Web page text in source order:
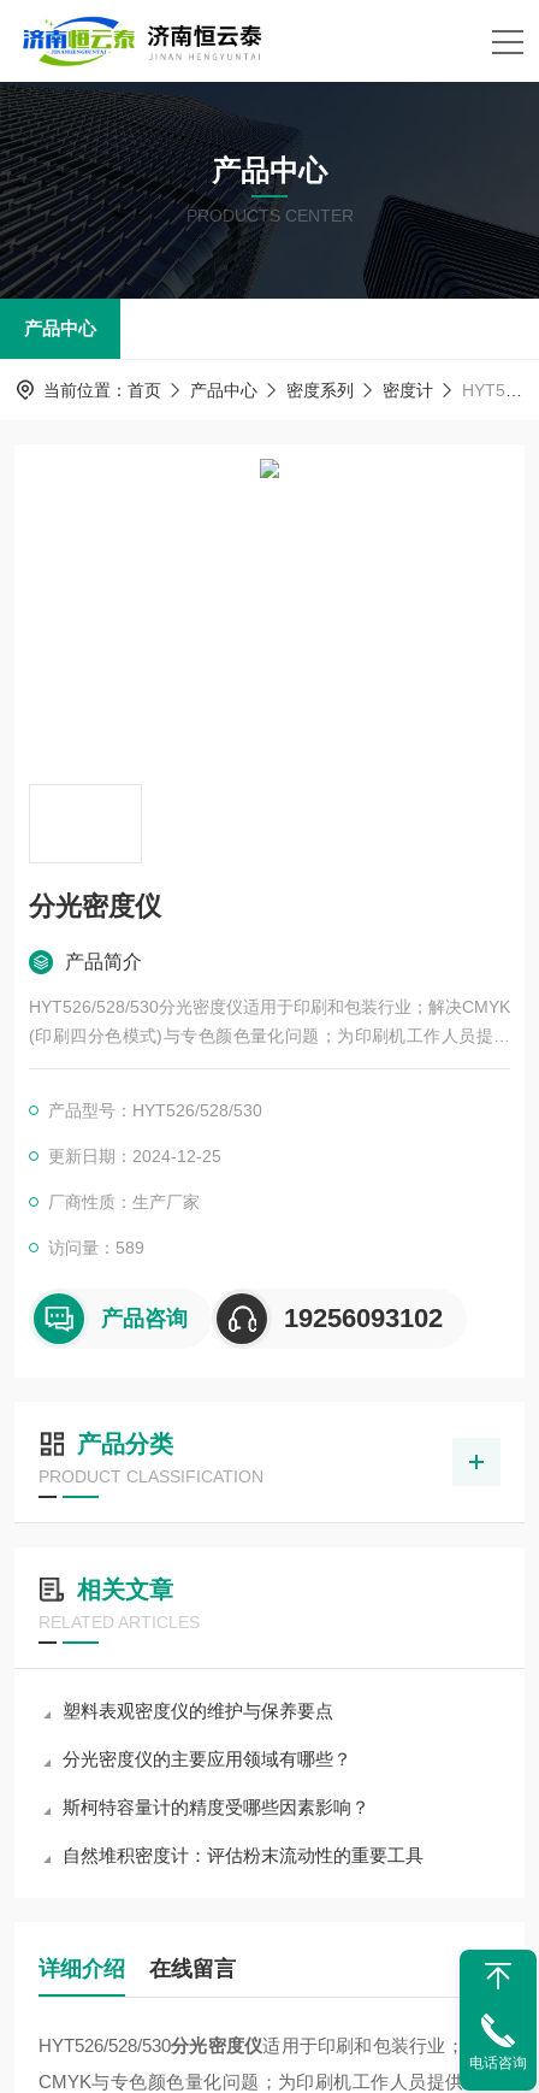
产品中心
PRODUCTS CENTER
产品中心
当前位置： 首页 产品中心 密度系列 密度计 HYT526/528/530分光密度仪
分光密度仪
产品简介
HYT526/528/530分光密度仪适用于印刷和包装行业；解决CMYK
(印刷四分色模式)与专色颜色量化问题；为印刷机工作人员提供
量化的操作指导。
产品型号：HYT526/528/530
更新日期：2024-12-25
厂商性质：生产厂家
访问量：589
产品咨询 19256093102
产品分类
PRODUCT CLASSIFICATION
相关文章
RELATED ARTICLES
塑料表观密度仪的维护与保养要点
分光密度仪的主要应用领域有哪些？
斯柯特容量计的精度受哪些因素影响？
自然堆积密度计：评估粉末流动性的重要工具
详细介绍 在线留言
HYT526/528/530分光密度仪适用于印刷和包装行业；
解决
CMYK与专色颜色量化问题； 为印刷机工作人员提供量化
电话咨询